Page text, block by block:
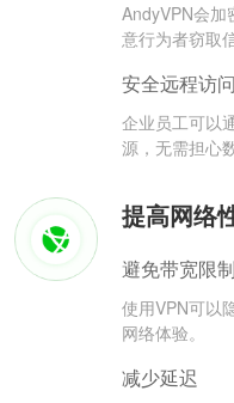
AndyVPN会加
意行为者窃取
安全远程访问
企业员工可以
源，无需担心
提高网络
避免带宽限制
使用VPN可以
网络体验。
减少延迟